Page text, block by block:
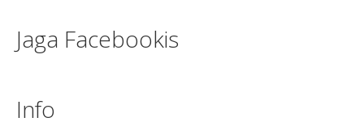
Jaga Facebookis
Info